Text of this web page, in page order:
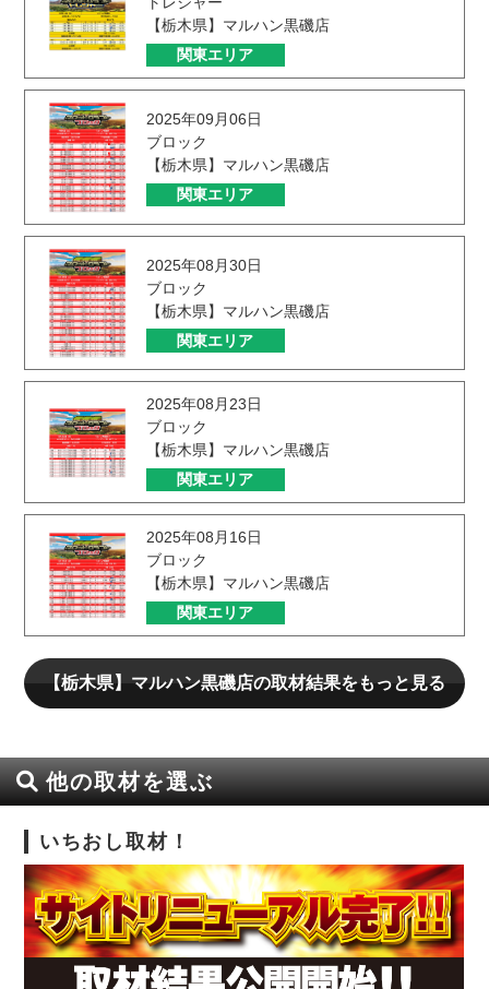
【栃木県】マルハン黒磯店
関東エリア
2025年09月06日
ブロック
【栃木県】マルハン黒磯店
関東エリア
2025年08月30日
ブロック
【栃木県】マルハン黒磯店
関東エリア
2025年08月23日
ブロック
【栃木県】マルハン黒磯店
関東エリア
2025年08月16日
ブロック
【栃木県】マルハン黒磯店
関東エリア
【栃木県】マルハン黒磯店の取材結果をもっと見る
他の取材を選ぶ
いちおし取材！